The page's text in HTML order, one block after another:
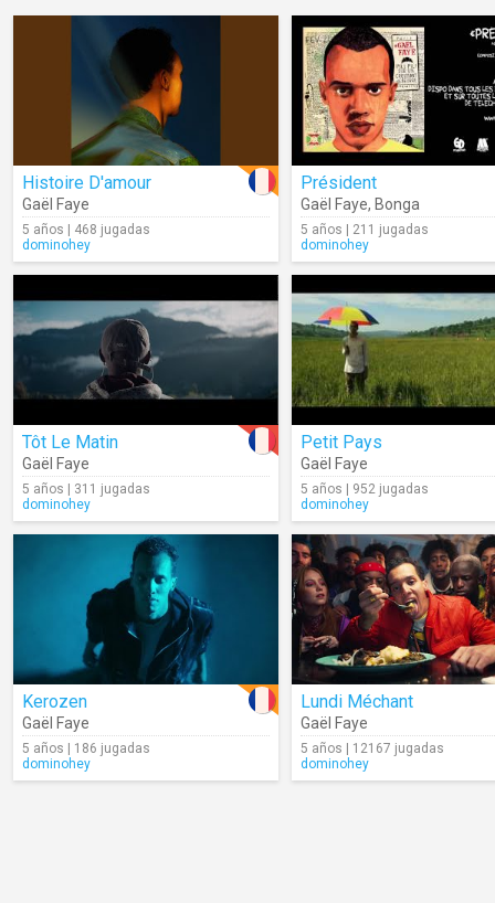
Histoire D'amour
Gaël Faye
5 años | 468 jugadas
dominohey
Président
Gaël Faye, Bonga
5 años | 211 jugadas
dominohey
Tôt Le Matin
Gaël Faye
5 años | 311 jugadas
dominohey
Petit Pays
Gaël Faye
5 años | 952 jugadas
dominohey
Kerozen
Gaël Faye
5 años | 186 jugadas
dominohey
Lundi Méchant
Gaël Faye
5 años | 12167 jugadas
dominohey